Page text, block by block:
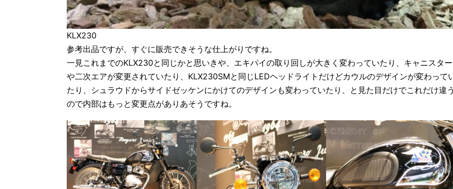
KLX230
参考出品ですが、すぐに販売できそうな仕上がりですね。
一見これまでのKLX230と同じかと思いきや、エキパイの取り回しが大きく変わっていたり、キャニスター
や二次エアが変更されていたり、KLX230SMと同じLEDヘッドライトだけどカウルのデザインが変わって
たり、シュラウドからサイドゼッケンにかけてのデザインも変わっていたり、と見た目だけでこれだけ違
ので内部はもっと変更点がありあそうですね。